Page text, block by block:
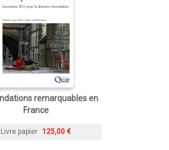
remarquables en
France
Livre papier 125,00 €